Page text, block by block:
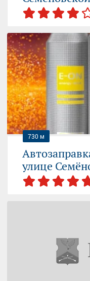
СЕМЁНОВСКАЯ
Москва, Большая
08:30-21:00 (пн-вс)
+7 (495)
730 м
улице
Москва, Семёновский
круглосуточно
+7 (800) 700...